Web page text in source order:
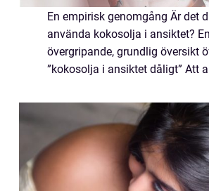
En empirisk genomgång Är det
använda kokosolja i ansiktet? En
övergripande, grundlig översikt
”kokosolja i ansiktet dåligt” Att
populärt inom skönhetsvärlden.
marknadsför...